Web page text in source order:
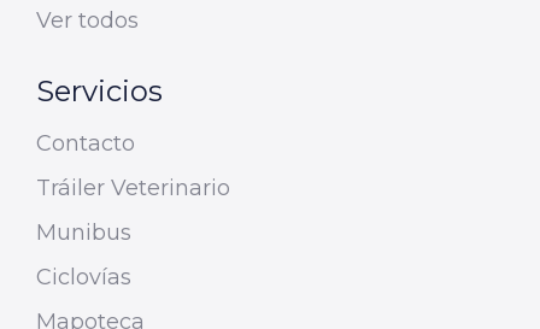
Ver todos
Servicios
Contacto
Tráiler Veterinario
Munibus
Ciclovías
Mapoteca